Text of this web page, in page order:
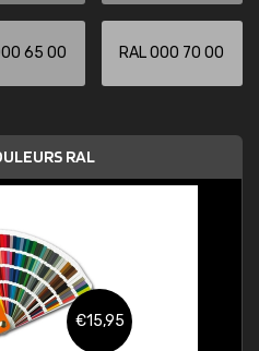
65 00 RAL 000 70 00
RAL
€15,95